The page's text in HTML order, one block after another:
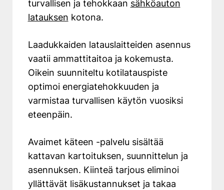
turvallisen ja tehokkaan sähköauton
latauksen kotona.
Laadukkaiden latauslaitteiden asennus
vaatii ammattitaitoa ja kokemusta.
Oikein suunniteltu kotilatauspiste
optimoi energiatehokkuuden ja
varmistaa turvallisen käytön vuosiksi
eteenpäin.
Avaimet käteen -palvelu sisältää
kattavan kartoituksen, suunnittelun ja
asennuksen. Kiinteä tarjous eliminoi
yllättävät lisäkustannukset ja takaa